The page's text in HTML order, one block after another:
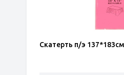
Скатерть п/э